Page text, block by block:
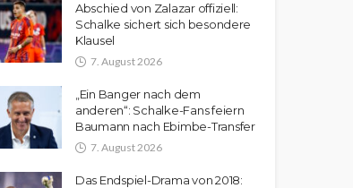
Abschied von Zalazar offiziell:
Schalke sichert sich besondere
Klausel
7. August 2026
„Ein Banger nach dem
anderen“: Schalke-Fans feiern
Baumann nach Ebimbe-Transfer
7. August 2026
Das Endspiel-Drama von 2018: